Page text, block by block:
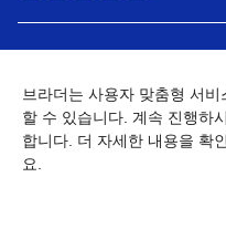
개인정보처리방침
개인정보취급방침 (Brother
브라더는 사용자 맞춤형 서
할 수 있습니다. 계속 진행하
합니다. 더 자세한 내용을 확
요.